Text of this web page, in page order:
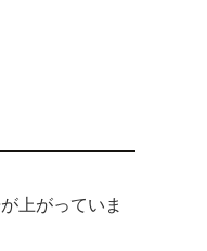
上がっていま